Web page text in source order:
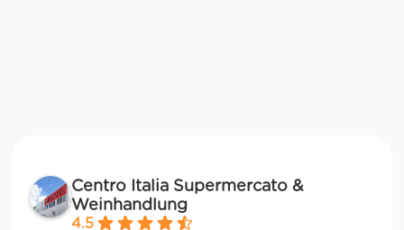
Centro Italia Supermercato &
Weinhandlung
4.5